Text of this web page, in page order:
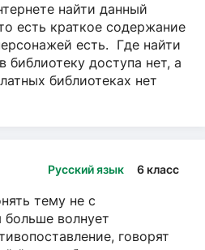
найти данный
есть краткое содержание
есть. Где найти
библиотеку доступа нет, а
библиотеках нет
Русский язык 6 класс
тему не с
больше волнует
говорят